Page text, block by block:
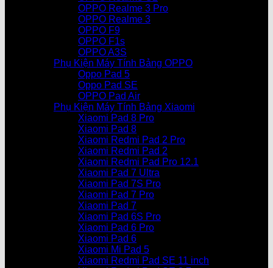
OPPO Realme 3 Pro
OPPO Realme 3
OPPO F9
OPPO F1s
OPPO A3S
Phụ Kiện Máy Tính Bảng OPPO
Oppo Pad 5
Oppo Pad SE
OPPO Pad Air
Phụ Kiện Máy Tính Bảng Xiaomi
Xiaomi Pad 8 Pro
Xiaomi Pad 8
Xiaomi Redmi Pad 2 Pro
Xiaomi Redmi Pad 2
Xiaomi Redmi Pad Pro 12.1
Xiaomi Pad 7 Ultra
Xiaomi Pad 7S Pro
Xiaomi Pad 7 Pro
Xiaomi Pad 7
Xiaomi Pad 6S Pro
Xiaomi Pad 6 Pro
Xiaomi Pad 6
Xiaomi Mi Pad 5
Xiaomi Redmi Pad SE 11 inch